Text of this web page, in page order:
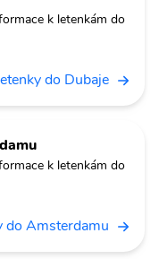
k letenkám do
do Dubaje
k letenkám do
do Amsterdamu